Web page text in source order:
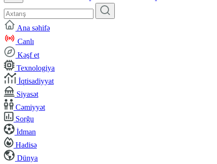
Ana səhifə
Canlı
Kəşf et
Texnologiya
İqtisadiyyat
Siyasət
Cəmiyyət
Sorğu
İdman
Hadisə
Dünya